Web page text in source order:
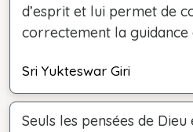
d’esprit et lui permet de
correctement la guidance
Sri Yukteswar Giri
Seuls les pensées de